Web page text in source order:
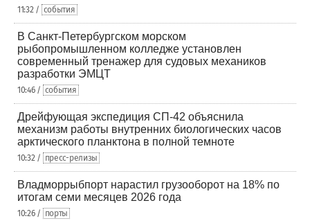
11:32 / события
В Санкт-Петербургском морском
рыбопромышленном колледже установлен
современный тренажер для судовых механиков
разработки ЭМЦТ
10:46 / события
Дрейфующая экспедиция СП-42 объяснила
механизм работы внутренних биологических часов
арктического планктона в полной темноте
10:32 / пресс-релизы
Владморрыбпорт нарастил грузооборот на 18% по
итогам семи месяцев 2026 года
10:26 / порты